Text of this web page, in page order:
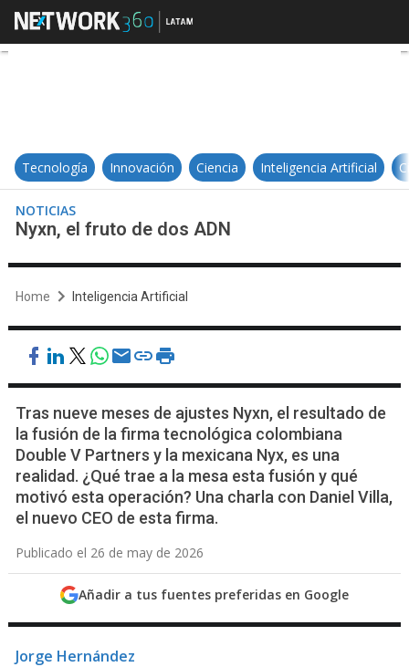
Nyxn, el fruto de dos ADN
Tecnología Innovación Ciencia Inteligencia Artificial
NOTICIAS
Nyxn, el fruto de dos ADN
Home Inteligencia Artificial
Tras nueve meses de ajustes Nyxn, el resultado de
la fusión de la firma tecnológica colombiana
Double V Partners y la mexicana Nyx, es una
realidad. ¿Qué trae a la mesa esta fusión y qué
motivó esta operación? Una charla con Daniel Villa,
el nuevo CEO de esta firma.
Publicado el 26 de may de 2026
Añadir a tus fuentes preferidas en Google
Jorge Hernández